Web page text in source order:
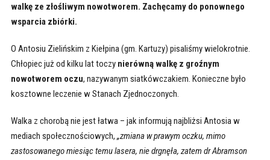
walkę ze złośliwym nowotworem. Zachęcamy do ponownego
wsparcia zbiórki.
O Antosiu Zielińskim z Kiełpina (gm. Kartuzy) pisaliśmy wielokrotnie.
Chłopiec już od kilku lat toczy nierówną walkę z groźnym
nowotworem oczu, nazywanym siatkówczakiem. Konieczne było
kosztowne leczenie w Stanach Zjednoczonych.
Walka z chorobą nie jest łatwa – jak informują najbliżsi Antosia w
mediach społecznościowych, „zmiana w prawym oczku, mimo
zastosowanego miesiąc temu lasera, nie drgnęła, zatem dr Abramson